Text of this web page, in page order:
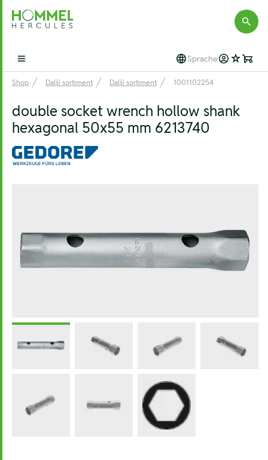
Hommel Hercules
Open main menu Sprache
Shop Další sortiment Další sortiment 1001102254
double socket wrench hollow shank
hexagonal 50x55 mm 6213740